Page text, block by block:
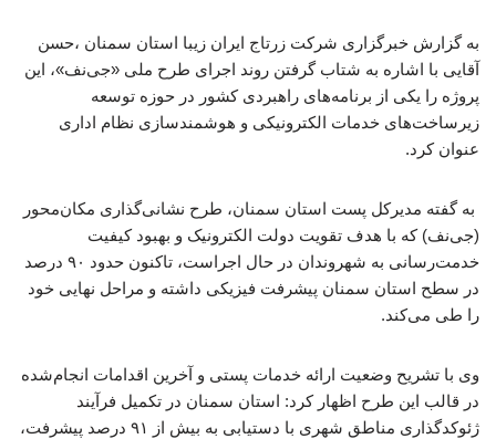
به گزارش خبرگزاری شرکت زرتاج ایران زیبا استان سمنان ،حسن
آقایی با اشاره به شتاب گرفتن روند اجرای طرح ملی «جی‌نف»، این
پروژه را یکی از برنامه‌های راهبردی کشور در حوزه توسعه
زیرساخت‌های خدمات الکترونیکی و هوشمندسازی نظام اداری
عنوان کرد.
به گفته مدیرکل پست استان سمنان، طرح نشانی‌گذاری مکان‌محور
(جی‌نف) که با هدف تقویت دولت الکترونیک و بهبود کیفیت
خدمت‌رسانی به شهروندان در حال اجراست، تاکنون حدود ۹۰ درصد
در سطح استان سمنان پیشرفت فیزیکی داشته و مراحل نهایی خود
را طی می‌کند.
وی با تشریح وضعیت ارائه خدمات پستی و آخرین اقدامات انجام‌شده
در قالب این طرح اظهار کرد: استان سمنان در تکمیل فرآیند
ژئوکدگذاری مناطق شهری با دستیابی به بیش از ۹۱ درصد پیشرفت،